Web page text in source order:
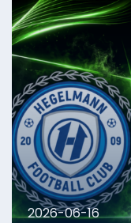
2026-06-16